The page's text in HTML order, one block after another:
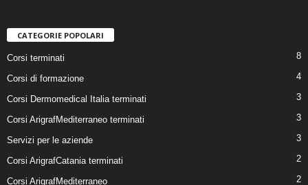
CATEGORIE POPOLARI
Corsi terminati 8
Corsi di formazione 4
Corsi Dermomedical Italia terminati 3
Corsi ArigrafMediterraneo terminati 3
Servizi per le aziende 3
Corsi ArigrafCatania terminati 2
Corsi ArigrafMediterraneo 2